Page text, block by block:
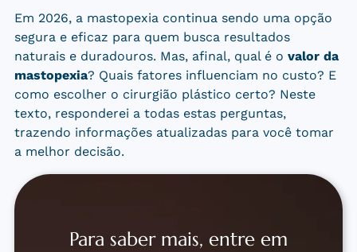
Em 2026, a mastopexia continua sendo uma opção
segura e eficaz para quem busca resultados
naturais e duradouros. Mas, afinal, qual é o valor da
mastopexia? Quais fatores influenciam no custo? E
como escolher o cirurgião plástico certo? Neste
texto, responderei a todas estas perguntas,
trazendo informações atualizadas para você tomar
a melhor decisão.
Para saber mais, entre em